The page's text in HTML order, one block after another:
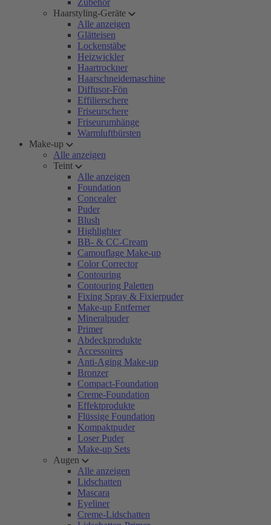
Zubehör
Haarstyling-Geräte
Alle anzeigen
Glätteisen
Lockenstäbe
Heizwickler
Haartrockner
Haarschneidemaschine
Diffusor-Fön
Effilierschere
Friseurschere
Friseurumhänge
Warmluftbürsten
Make-up
Alle anzeigen
Teint
Alle anzeigen
Foundation
Concealer
Puder
Blush
Highlighter
BB- & CC-Cream
Camouflage Make-up
Color Corrector
Contouring
Contouring Paletten
Fixing Spray & Fixierpuder
Make-up Entferner
Mineralpuder
Primer
Abdeckprodukte
Accessoires
Anti-Aging Make-up
Bronzer
Compact-Foundation
Creme-Foundation
Effektprodukte
Flüssige Foundation
Kompaktpuder
Loser Puder
Make-up Sets
Augen
Alle anzeigen
Lidschatten
Mascara
Eyeliner
Creme-Lidschatten